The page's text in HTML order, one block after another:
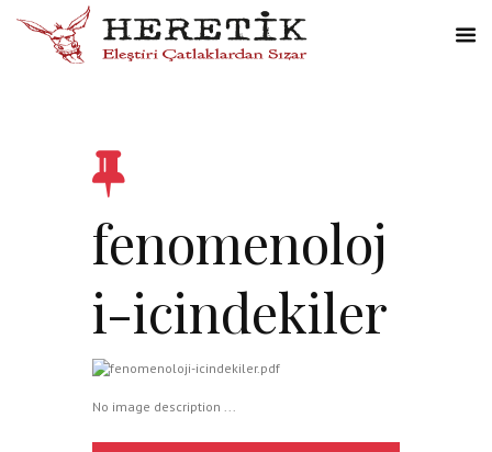
fenomenoloj
i-icindekiler
No image description ...